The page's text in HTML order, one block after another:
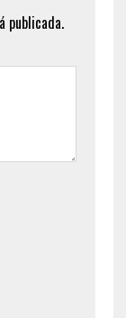
publicada.